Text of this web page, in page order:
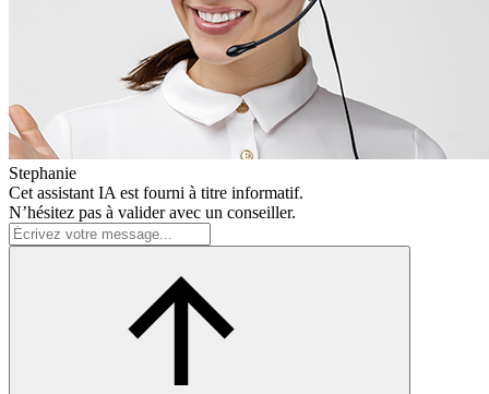
Stephanie
Cet assistant IA est fourni à titre informatif.
N’hésitez pas à valider avec un conseiller.